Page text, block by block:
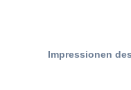
Impressionen